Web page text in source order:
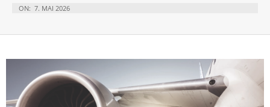
ON: 7. MAI 2026